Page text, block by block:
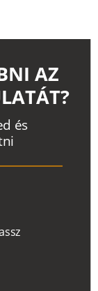
ssz
d és
ni
AZ